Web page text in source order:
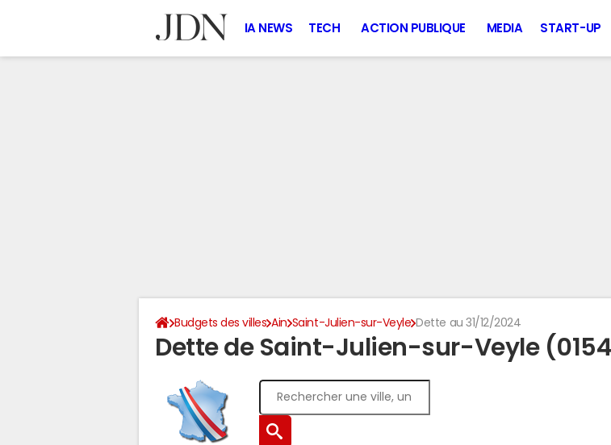
IA NEWS TECH ACTION PUBLIQUE MEDIA START-UP
Budgets des villes Ain Saint-Julien-sur-Veyle Dette au 31/12/2024
Dette de Saint-Julien-sur-Veyle